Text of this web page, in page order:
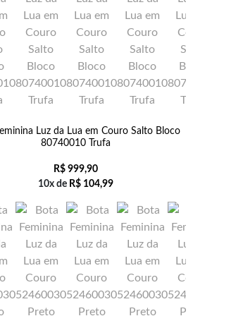
Luz da Lua em Couro Salto Bloco
80740010 Trufa
R$999,90
10x de R$104,99